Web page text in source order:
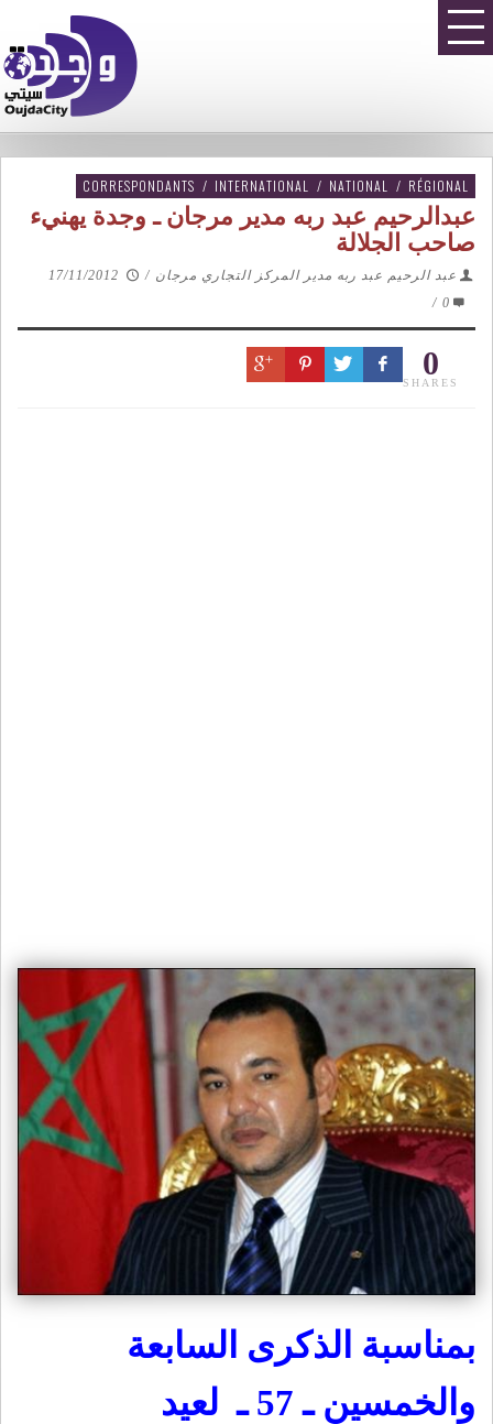
CORRESPONDANTS / INTERNATIONAL / NATIONAL / RÉGIONAL
عبدالرحيم عبد ربه مدير مرجان ـ وجدة يهنيء
صاحب الجلالة
عبد الرحيم عبد ربه مدير المركز التجاري مرجان /
17/11/2012
0
/
0
SHARES
بمناسبة الذكرى السابعة
والخمسين ـ 57 ـ لعيد